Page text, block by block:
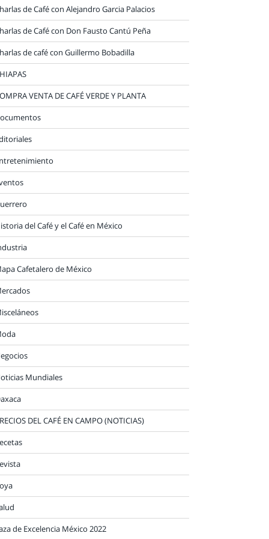
de Café con Alejandro Garcia Palacios
de Café con Don Fausto Cantú Peña
de café con Guillermo Bobadilla
VENTA DE CAFÉ VERDE Y PLANTA
del Café y el Café en México
Cafetalero de México
Mundiales
DEL CAFÉ EN CAMPO (NOTICIAS)
de Excelencia México 2022